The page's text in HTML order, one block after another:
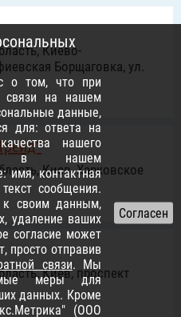
Киево-
Борщаговка, ул.
Киев, Харковское
Киев, проспект
о том, что при
связи на нашем
данные,
для: ответа на
нашего
в нашем
имя, контактная
сообщения.
своим данным,
удаление ваших
согласие может
просто отправив
связи. Мы
меры для
данных. Кроме
(ООО